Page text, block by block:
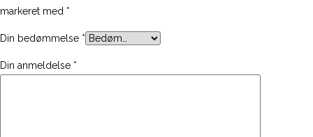
markeret med *
Din bedømmelse *
Din anmeldelse *